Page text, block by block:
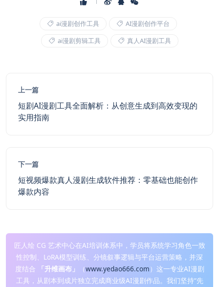
ai漫剧创作工具
AI漫剧创作平台
ai漫剧剪辑工具
真人AI漫剧工具
上一篇
短剧AI漫剧工具全面解析：从创意生成到高效变现的
实用指南
下一篇
短视频爆款真人漫剧生成软件推荐：零基础也能创作
爆款内容
匠人绘 CG 艺术中心在AI培训体系中，学员将系统学习角色一致
性控制、LoRA模型训练、分镜叙事逻辑与平台运营策略，并深
度结合
「升维画布」 （www.yedao666.com）这一专业AI漫剧
工具，从剧本到成片独立完成商业级AI漫剧作品。我们坚持“先